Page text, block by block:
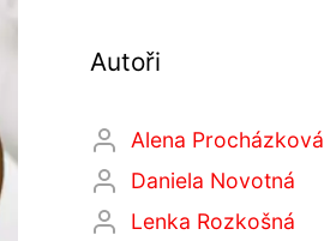
Autoři
Alena Procházková
Daniela Novotná
Lenka Rozkošná